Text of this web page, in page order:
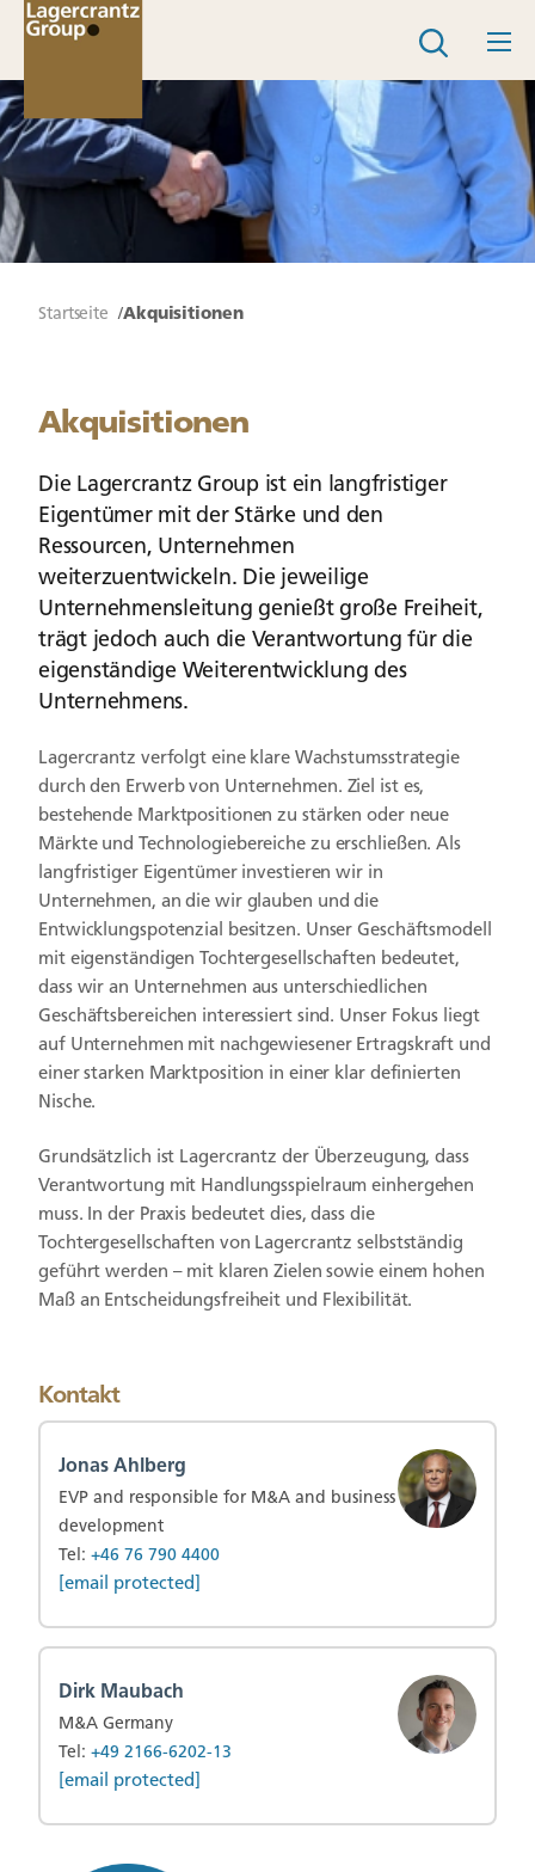
Startseite Akquisitionen
Akquisitionen
Die Lagercrantz Group ist ein langfristiger
Eigentümer mit der Stärke und den
Ressourcen, Unternehmen
weiterzuentwickeln. Die jeweilige
Unternehmensleitung genießt große Freiheit,
trägt jedoch auch die Verantwortung für die
eigenständige Weiterentwicklung des
Unternehmens.
Lagercrantz verfolgt eine klare Wachstumsstrategie
durch den Erwerb von Unternehmen. Ziel ist es,
bestehende Marktpositionen zu stärken oder neue
Märkte und Technologiebereiche zu erschließen. Als
langfristiger Eigentümer investieren wir in
Unternehmen, an die wir glauben und die
Entwicklungspotenzial besitzen. Unser Geschäftsmodell
mit eigenständigen Tochtergesellschaften bedeutet,
dass wir an Unternehmen aus unterschiedlichen
Geschäftsbereichen interessiert sind. Unser Fokus liegt
auf Unternehmen mit nachgewiesener Ertragskraft und
einer starken Marktposition in einer klar definierten
Nische.
Grundsätzlich ist Lagercrantz der Überzeugung, dass
Verantwortung mit Handlungsspielraum einhergehen
muss. In der Praxis bedeutet dies, dass die
Tochtergesellschaften von Lagercrantz selbstständig
geführt werden – mit klaren Zielen sowie einem hohen
Maß an Entscheidungsfreiheit und Flexibilität.
Kontakt
Jonas Ahlberg
EVP and responsible for M&A and business
development
Tel: +46 76 790 4400
[email protected]
Dirk Maubach
M&A Germany
Tel: +49 2166-6202-13
[email protected]